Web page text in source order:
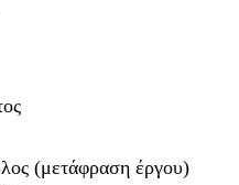
(μετάφραση έργου)